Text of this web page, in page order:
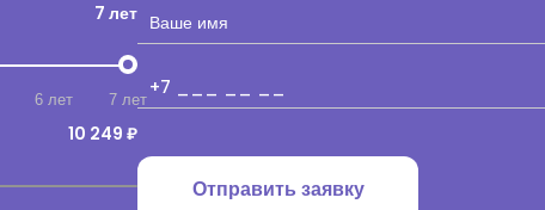
7 лет
6 лет 7 лет
10 249 ₽
Отправить заявку